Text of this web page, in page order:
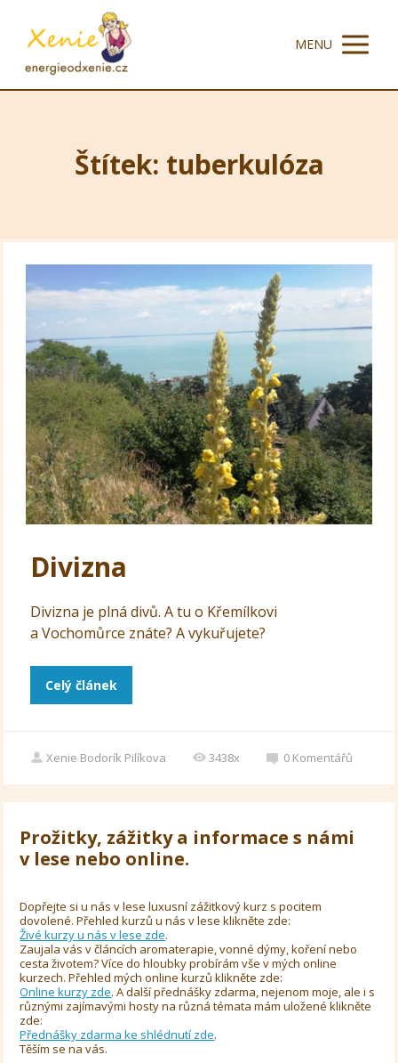
MENU
Štítek: tuberkulóza
Divizna
Divizna je plná divů. A tu o Křemílkovi
a Vochomůrce znáte? A vykuřujete?
Celý článek
Xenie Bodorík Pilíkova 3438x 0 Komentářů
Prožitky, zážitky a informace s námi
v lese nebo online.
Dopřejte si u nás v lese luxusní zážitkový kurz s pocitem
dovolené. Přehled kurzů u nás v lese klikněte zde:
Živé kurzy u nás v lese zde.
Zaujala vás v článcích aromaterapie, vonné dýmy, koření nebo
cesta životem? Více do hloubky probírám vše v mých online
kurzech. Přehled mých online kurzů klikněte zde:
Online kurzy zde. A další přednášky zdarma, nejenom moje, ale i s
různými zajímavými hosty na různá témata mám uložené klikněte
zde:
Přednášky zdarma ke shlédnutí zde.
Těším se na vás.